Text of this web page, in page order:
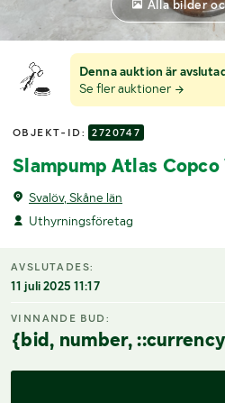
Denna auktion är
Se fler auktioner
OBJEKT-ID: 2720747
Slampump Atlas Copco
Svalöv, Skåne län
Uthyrningsföretag
Alla bilder
AVSLUTADES:
11 juli 2025 11:17
VINNANDE BUD:
{bid, number,